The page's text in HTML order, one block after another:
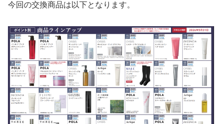
今回の交換商品は以下となります。